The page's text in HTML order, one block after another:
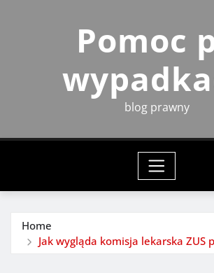
Pomoc
blog prawny
Home
Jak wygląda komisja lekarska ZUS